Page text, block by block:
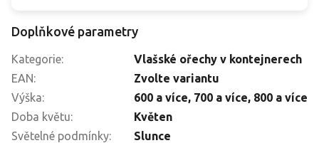
Doplňkové parametry
Kategorie:
Vlašské ořechy v kontejnerech
EAN:
Zvolte variantu
Výška: 600 a více, 700 a více, 800 a více
Doba květu:
Květen
Světelné podmínky:
Slunce